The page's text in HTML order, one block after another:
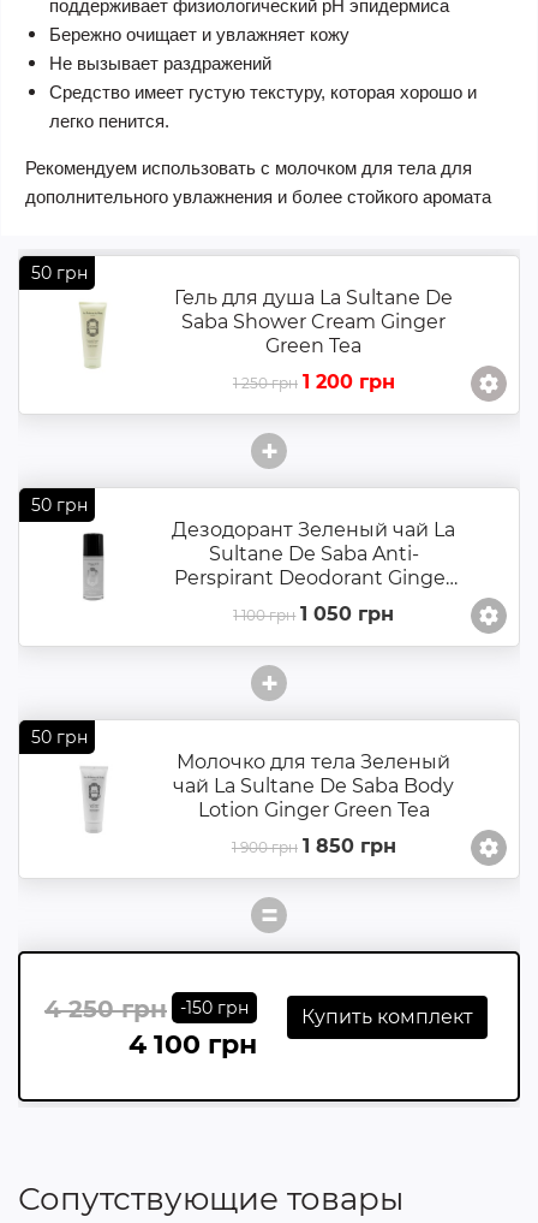
поддерживает физиологический рН эпидермиса
Бережно очищает и увлажняет кожу
Не вызывает раздражений
Средство имеет густую текстуру, которая хорошо и
легко пенится.
Рекомендуем использовать с молочком для тела для
дополнительного увлажнения и более стойкого аромата
50 грн
Гель для душа La Sultane De
Saba Shower Cream Ginger
Green Tea
1 250 грн 1 200 грн
+
50 грн
Дезодорант Зеленый чай La
Sultane De Saba Anti-
Perspirant Deodorant Ginger
Green Tea
1 100 грн 1 050 грн
+
50 грн
Молочко для тела Зеленый
чай La Sultane De Saba Body
Lotion Ginger Green Tea
1 900 грн 1 850 грн
=
4 250 грн -150 грн
4 100 грн
Купить комплект
Сопутствующие товары